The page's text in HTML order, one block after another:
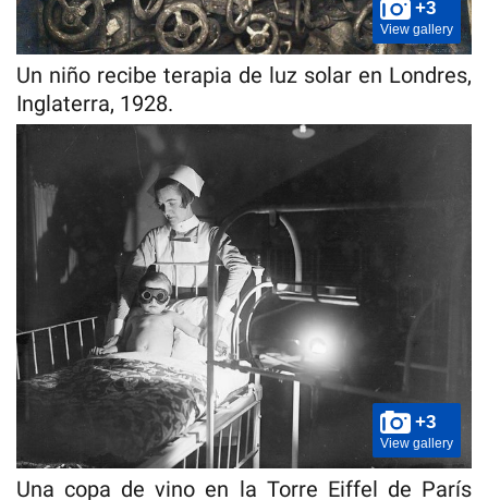
+3
View gallery
Un niño recibe terapia de luz solar en Londres,
Inglaterra, 1928.
+3
View gallery
Una copa de vino en la Torre Eiffel de París